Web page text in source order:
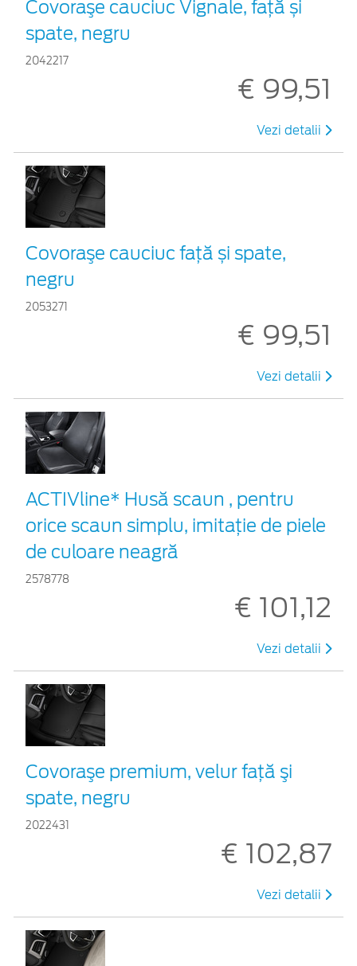
Covoraşe cauciuc Vignale, față și
spate, negru
2042217
€ 99,51
Vezi detalii
Covoraşe cauciuc față și spate,
negru
2053271
€ 99,51
Vezi detalii
ACTIVline* Husă scaun , pentru
orice scaun simplu, imitație de piele
de culoare neagră
2578778
€ 101,12
Vezi detalii
Covoraşe premium, velur faţă şi
spate, negru
2022431
€ 102,87
Vezi detalii